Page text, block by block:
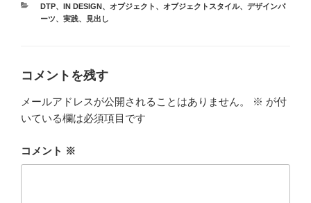
カ
テ
DTP、 IN DESIGN、 オブジェクト 、 オブジェクトスタイル、 デザインパ
ーツ、 実践、 見出し
コメントを残す
メールアドレスが公開されることはありません。 ※ が付
いている欄は必須項目です
コメント ※